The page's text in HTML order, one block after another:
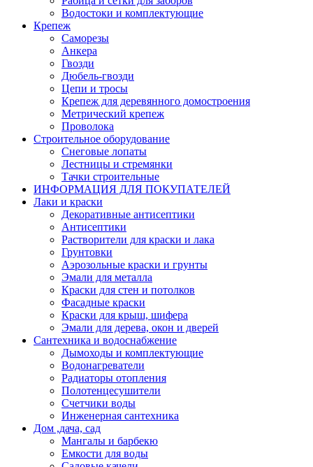
Водостоки и комплектующие
Крепеж
Саморезы
Анкера
Гвозди
Дюбель-гвозди
Цепи и тросы
Крепеж для деревянного домостроения
Метрический крепеж
Проволока
Строительное оборудование
Снеговые лопаты
Лестницы и стремянки
Тачки строительные
ИНФОРМАЦИЯ ДЛЯ ПОКУПАТЕЛЕЙ
Лаки и краски
Декоративные антисептики
Антисептики
Растворители для краски и лака
Грунтовки
Аэрозольные краски и грунты
Эмали для металла
Краски для стен и потолков
Фасадные краски
Краски для крыш, шифера
Эмали для дерева, окон и дверей
Сантехника и водоснабжение
Дымоходы и комплектующие
Водонагреватели
Радиаторы отопления
Полотенцесушители
Счетчики воды
Инженерная сантехника
Дом ,дача, сад
Мангалы и барбекю
Емкости для воды